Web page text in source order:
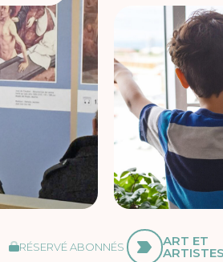
RÉSERVÉ ABONNÉS ART ET